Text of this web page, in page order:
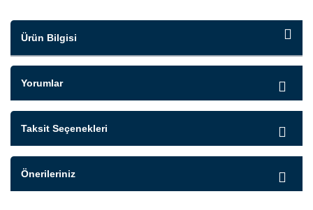
Ürün Bilgisi
Yorumlar
Taksit Seçenekleri
Önerileriniz